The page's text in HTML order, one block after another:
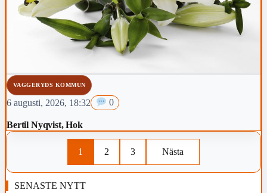
VAGGERYDS KOMMUN
6 augusti, 2026, 18:32 0
Bertil Nyqvist, Hok
1 2 3 Nästa
SENASTE NYTT